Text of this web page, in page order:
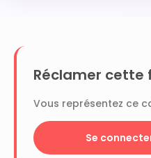
Réclamer cette
Vous représentez ce
Se